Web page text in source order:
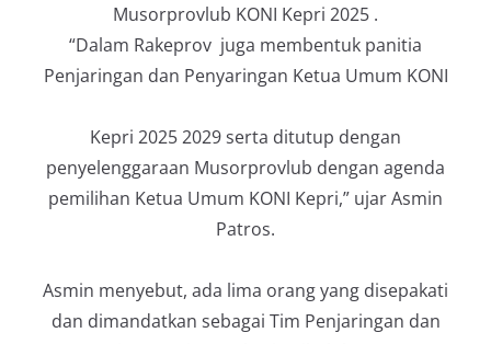
Musorprovlub KONI Kepri 2025 .
“Dalam Rakeprov juga membentuk panitia
Penjaringan dan Penyaringan Ketua Umum KONI
Kepri 2025 2029 serta ditutup dengan
penyelenggaraan Musorprovlub dengan agenda
pemilihan Ketua Umum KONI Kepri,” ujar Asmin
Patros.
Asmin menyebut, ada lima orang yang disepakati
dan dimandatkan sebagai Tim Penjaringan dan